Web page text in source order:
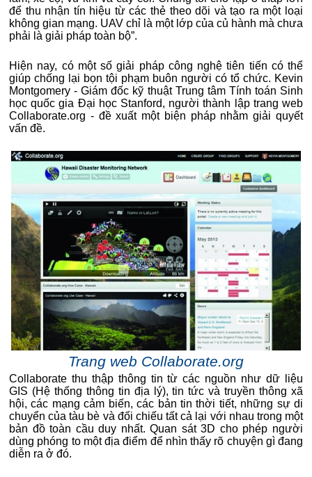
để thu nhận tín hiệu từ các thẻ theo dõi và tạo ra một loại
không gian mạng. UAV chỉ là một lớp của củ hành mà chưa
phải là giải pháp toàn bộ”.
Hiện nay, có một số giải pháp công nghệ tiên tiến có thể
giúp chống lại bọn tội phạm buôn người có tổ chức. Kevin
Montgomery - Giám đốc kỹ thuật Trung tâm Tính toán Sinh
học quốc gia Đại học Stanford, người thành lập trang web
Collaborate.org - đề xuất một biện pháp nhằm giải quyết
vấn đề.
Trang web Collaborate.org
Collaborate thu thập thông tin từ các nguồn như dữ liệu
GIS (Hệ thống thông tin địa lý), tin tức và truyền thông xã
hội, các mạng cảm biến, các bản tin thời tiết, những sự di
chuyển của tàu bè và đối chiếu tất cả lại với nhau trong một
bản đồ toàn cầu duy nhất. Quan sát 3D cho phép người
dùng phóng to một địa điểm để nhìn thấy rõ chuyện gì đang
diễn ra ở đó.